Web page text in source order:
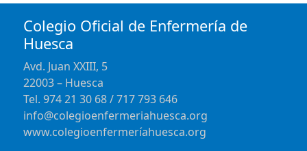
Colegio Oficial de Enfermería de
Huesca
Avd. Juan XXIII, 5
22003 – Huesca
Tel. 974 21 30 68 / 717 793 646
info@colegioenfermeriahuesca.org
www.colegioenfermeríahuesca.org